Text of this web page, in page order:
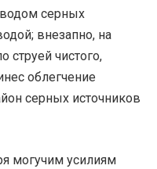
серных
внезапно, на
струей чистого,
облегчение
серных источников
могучим усилиям